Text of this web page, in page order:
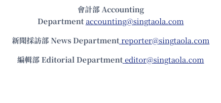
會計部 Accounting
Department accounting@singtaola.com
新聞採訪部 News Department reporter@singtaola.com
編輯部 Editorial Department editor@singtaola.com